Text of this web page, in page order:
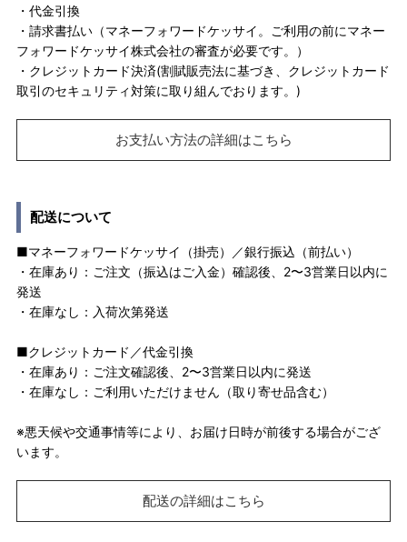
・代金引換
・請求書払い（マネーフォワードケッサイ。ご利用の前にマネー
フォワードケッサイ株式会社の審査が必要です。）
・クレジットカード決済(割賦販売法に基づき、クレジットカード
取引のセキュリティ対策に取り組んでおります。)
お支払い方法の詳細はこちら
配送について
■マネーフォワードケッサイ（掛売）／銀行振込（前払い）
・在庫あり：ご注文（振込はご入金）確認後、2〜3営業日以内に
発送
・在庫なし：入荷次第発送
■クレジットカード／代金引換
・在庫あり：ご注文確認後、2〜3営業日以内に発送
・在庫なし：ご利用いただけません（取り寄せ品含む）
※悪天候や交通事情等により、お届け日時が前後する場合がござ
います。
配送の詳細はこちら